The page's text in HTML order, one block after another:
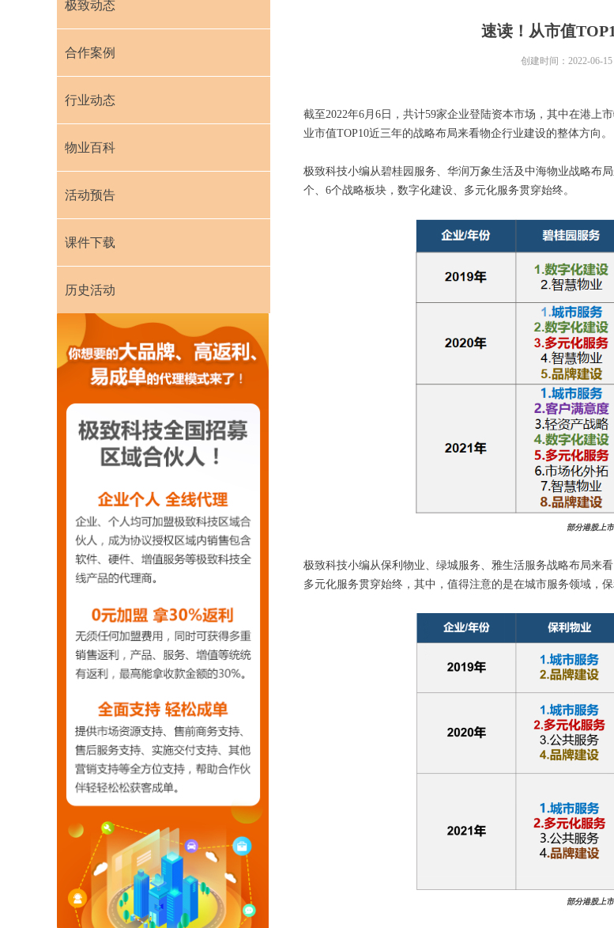
速读！从市值
截至2022年6月6日，共计59家企业登陆资本市场，其中在港上
业市值TOP10近三年的战略布局来看物企行业建设的整体方向。
极致科技小编从碧桂园服务、华润万象生活及中海物业战略布
个、6个战略板块，数字化建设、多元化服务贯穿始终。
部分港股上
极致科技小编从保利物业、绿城服务、雅生活服务战略布局来
多元化服务贯穿始终，其中，值得注意的是在城市服务领域，
部分港股上
创建时间： 2022-06-15
极致动态
合作案例
行业动态
物业百科
活动预告
课件下载
历史活动
【相关文章推荐】